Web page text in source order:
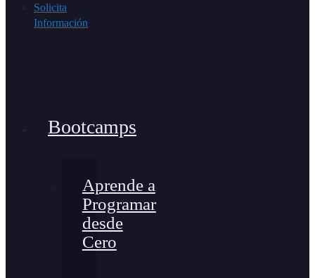
Solicita
Información
Bootcamps
Aprende a
Programar
desde
Cero